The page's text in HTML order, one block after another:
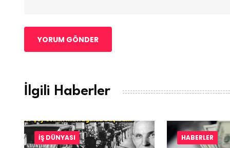
YORUM GÖNDER
İlgili Haberler
İŞ DÜNYASI HABERLER